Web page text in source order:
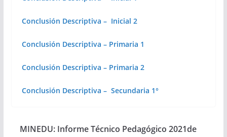
Conclusión Descriptiva – Inicial 2
Conclusión Descriptiva – Primaria 1
Conclusión Descriptiva – Primaria 2
Conclusión Descriptiva – Secundaria 1°
MINEDU: Informe Técnico Pedagógico 2021de